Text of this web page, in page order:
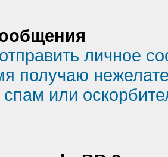
личное
получаю
или